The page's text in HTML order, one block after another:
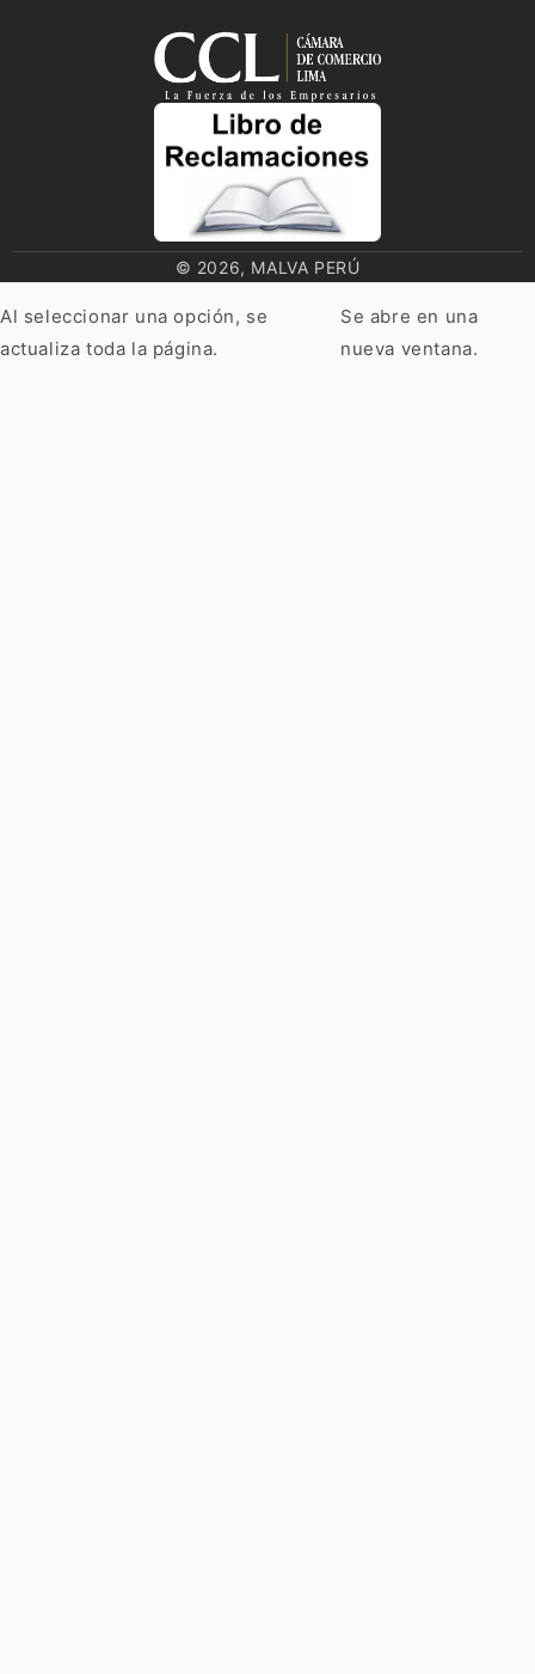
© 2026, MALVA PERÚ
Al seleccionar una opción, se
actualiza toda la página.
Se abre en una
nueva ventana.